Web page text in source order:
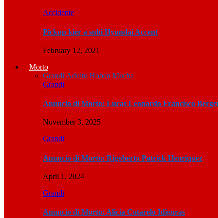
Accidente
Pickup kier a subi Hyundai Accent
February 12, 2021
Morto
Grandi Adulto Hoben Mucha
Grandi
Anuncio di Morto: Lucas Leonardo Francisco
November 3, 2025
Grandi
Anuncio di Morto: Rigoberto Patrick Henriquez
April 1, 2024
Grandi
Anuncio di Morto: Alicia Cotarelo Idigoras